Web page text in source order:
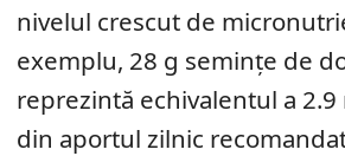
nivelul crescut de
exemplu, 28 g semințe de
reprezintă echivalentul a 2.9
din aportul zilnic